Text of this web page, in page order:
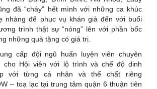
đã “cháy” hết mình với những ca khúc
nhàng để phục vụ khán giả đến với buổi
trình thật sự “nóng” lên với phần bốc
những quà tặng có giá trị.
cấp đội ngũ huấn luyện viên chuyên
cho Hội viên với lộ trình và chế độ dinh
với từng cá nhân và thể chất riêng
– toạ lạc tại trung tâm quận 6 thuận tiên